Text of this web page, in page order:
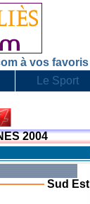
à vos favoris
Le Sport
2004
Sud Est